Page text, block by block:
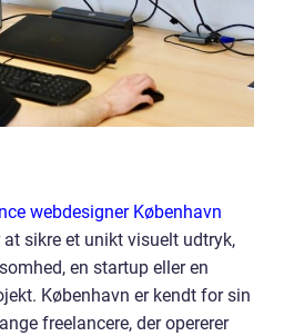
webdesigner København
sikre et unikt visuelt udtryk,
en startup eller en
København er kendt for sin
freelancere, der opererer